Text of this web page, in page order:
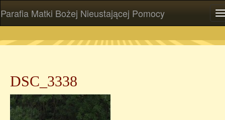
Parafia Matki Bożej Nieustającej Pomocy
DSC_3338